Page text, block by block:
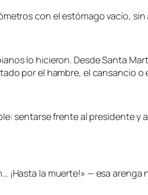
con el estómago vacío,
lo hicieron. Desde Santa
por el hambre, el cansancio o
sentarse frente al presidente
¡Hasta la muerte!» — esa